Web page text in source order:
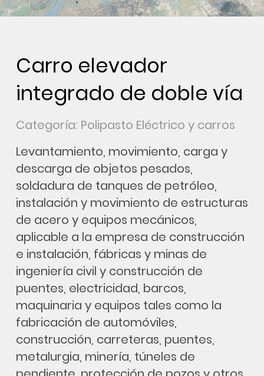
Carro elevador
integrado de doble vía
Categoría: Polipasto Eléctrico y carros
Levantamiento, movimiento, carga y
descarga de objetos pesados,
soldadura de tanques de petróleo,
instalación y movimiento de estructuras
de acero y equipos mecánicos,
aplicable a la empresa de construcción
e instalación, fábricas y minas de
ingeniería civil y construcción de
puentes, electricidad, barcos,
maquinaria y equipos tales como la
fabricación de automóviles,
construcción, carreteras, puentes,
metalurgia, minería, túneles de